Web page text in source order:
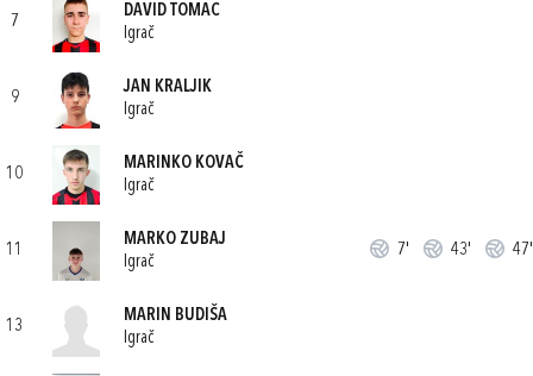
7
DAVID TOMAC
Igrač
9
JAN KRALJIK
Igrač
10
MARINKO KOVAČ
Igrač
11
MARKO ZUBAJ
Igrač
7' 43' 47'
13
MARIN BUDIŠA
Igrač